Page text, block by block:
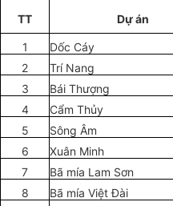
TT
Dự án
1 Dốc Cáy
2
Trí Nang
3
Bái Thượng
4
Cẩm Thủy
5
Sông Âm
6
Xuân Minh
7
Bã mía Lam Sơn
8
Bã mía Việt Đài